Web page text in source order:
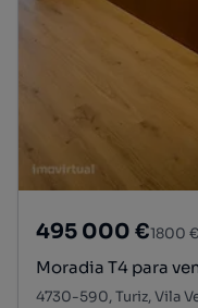
495 000 €1800
Moradia T4 para
4730-590, Turiz, Vila